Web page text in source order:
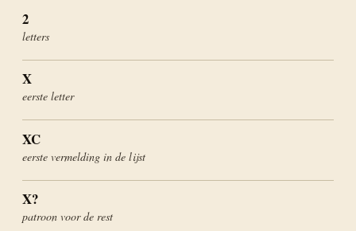
2
letters
X
eerste letter
XC
eerste vermelding in de lijst
X?
patroon voor de rest